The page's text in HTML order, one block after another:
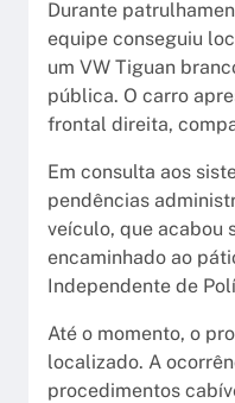
Durante
equipe conseguiu
um VW Tiguan
pública. O carro
frontal direita,
Em consulta aos
pendências
veículo, que acabou
encaminhado ao
Independente de
Até o momento, o
localizado. A
procedimentos